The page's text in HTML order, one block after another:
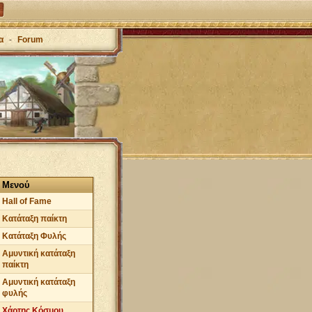
- Forum
Μενού
Hall of Fame
Κατάταξη παίκτη
Κατάταξη Φυλής
Αμυντική κατάταξη
παίκτη
Αμυντική κατάταξη
φυλής